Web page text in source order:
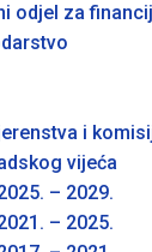
odjel za
i
vijeća
– 2029.
– 2025.